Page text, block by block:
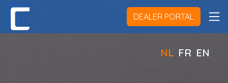
DEALER PORTAL
NL FR EN